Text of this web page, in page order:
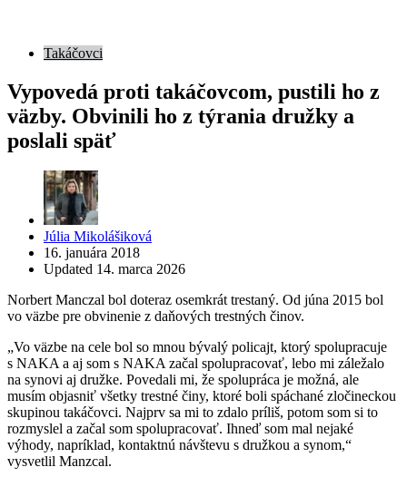
Takáčovci
Vypovedá proti takáčovcom, pustili ho z
väzby. Obvinili ho z týrania družky a
poslali späť
Posted
by
Júlia Mikolášiková
16. januára 2018
Updated 14. marca 2026
Norbert Manczal bol doteraz osemkrát trestaný. Od júna 2015 bol
vo väzbe pre obvinenie z daňových trestných činov.
„Vo väzbe na cele bol so mnou bývalý policajt, ktorý spolupracuje
s NAKA a aj som s NAKA začal spolupracovať, lebo mi záležalo
na synovi aj družke. Povedali mi, že spolupráca je možná, ale
musím objasniť všetky trestné činy, ktoré boli spáchané zločineckou
skupinou takáčovci. Najprv sa mi to zdalo príliš, potom som si to
rozmyslel a začal som spolupracovať. Ihneď som mal nejaké
výhody, napríklad, kontaktnú návštevu s družkou a synom,“
vysvetlil Manzcal.